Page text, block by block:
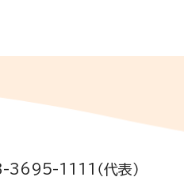
3695-1111（代表）